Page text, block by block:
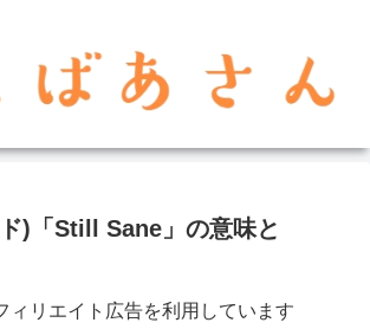
)「Still Sane」の意味と
リエイト広告を利用しています